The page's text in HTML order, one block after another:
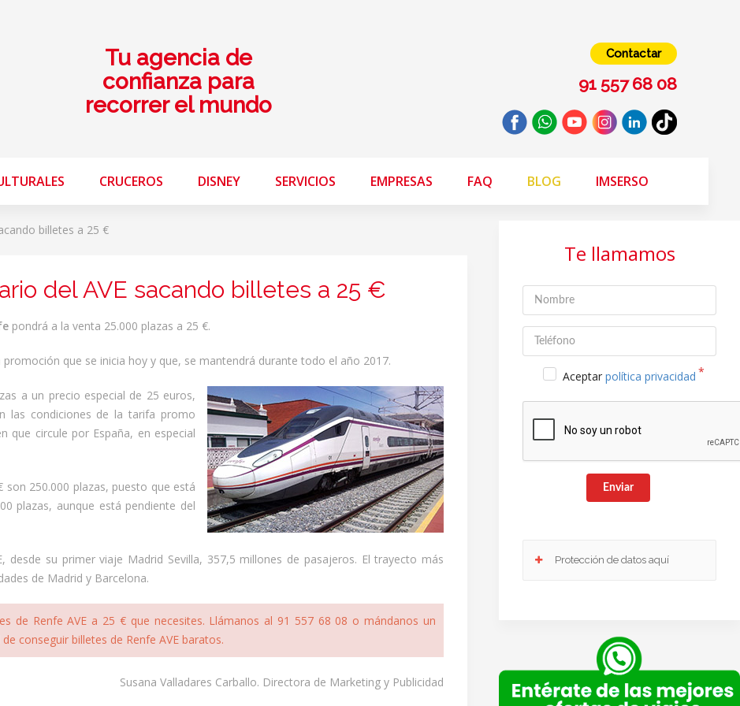
Tu agencia de
confianza para
recorrer el mundo
Contactar
91 557 68 08
CRUCEROS DISNEY SERVICIOS EMPRESAS FAQ BLOG IMSERSO
billetes a 25 €
del AVE sacando billetes a 25 €
pondrá a la venta 25.000 plazas a 25 €.
que se inicia hoy y que, se mantendrá durante todo el año 2017.
a un precio especial de 25 euros,
las condiciones de la tarifa promo
que circule por España, en especial
250.000 plazas, puesto que está
plazas, aunque está pendiente del
desde su primer viaje Madrid Sevilla, 357,5 millones de pasajeros. El trayecto más
de Madrid y Barcelona.
de Renfe AVE a 25 € que necesites. Llámanos al 91 557 68 08 o mándanos un
conseguir billetes de Renfe AVE baratos.
Susana Valladares Carballo. Directora de Marketing y Publicidad
Te llamamos
Aceptarpolítica privacidad
Enviar
Protección de datos aquí
Finalidad de la recogida y tratamiento de los datos
: Dar respuesta a la consulta planteada.
: Consentimiento del interesado.
Destinatarios: Plataforma de Mail marketing-